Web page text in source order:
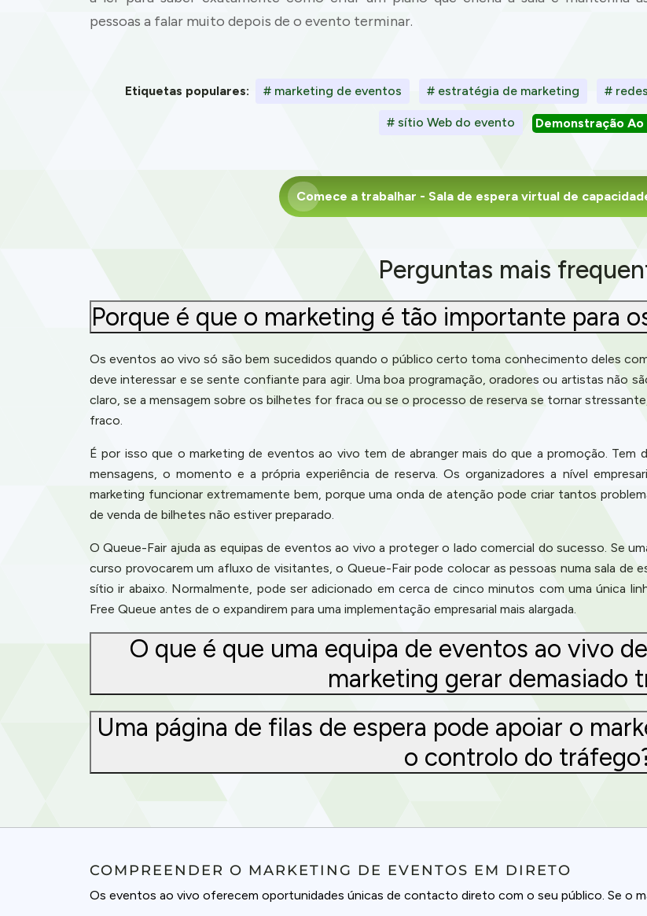
pessoas a falar muito depois de o evento terminar.
Etiquetas populares: # marketing de eventos # estratégia de marketing #
# sítio Web do evento Demonstração
Comece a trabalhar - Sala de espera virtual de
Perguntas mais
Porque é que o marketing é tão importante para
Os eventos ao vivo só são bem sucedidos quando o público certo toma conhecimento deles
deve interessar e se sente confiante para agir. Uma boa programação, oradores ou artistas não
claro, se a mensagem sobre os bilhetes for fraca ou se o processo de reserva se tornar
fraco.
É por isso que o marketing de eventos ao vivo tem de abranger mais do que a promoção. Tem
mensagens, o momento e a própria experiência de reserva. Os organizadores a nível
marketing funcionar extremamente bem, porque uma onda de atenção pode criar tantos
de venda de bilhetes não estiver preparado.
O Queue-Fair ajuda as equipas de eventos ao vivo a proteger o lado comercial do sucesso. Se
curso provocarem um afluxo de visitantes, o Queue-Fair pode colocar as pessoas numa sala de
sítio ir abaixo. Normalmente, pode ser adicionado em cerca de cinco minutos com uma única
Free Queue antes de o expandirem para uma implementação empresarial mais alargada.
O que é que uma equipa de eventos ao vivo
marketing gerar demasiado
Uma página de filas de espera pode apoiar o
o controlo do
COMPREENDER O MARKETING DE EVENTOS EM DIRETO
Os eventos ao vivo oferecem oportunidades únicas de contacto direto com o seu público. Se o